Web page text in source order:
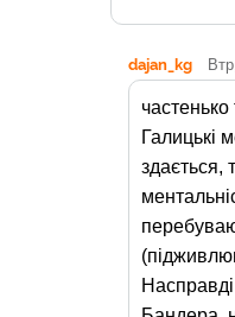
dajan_kg
частенько
Галицькі
здається,